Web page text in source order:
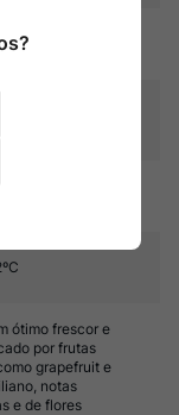
com reflexos
afinamento em
ótimo frescor e
por frutas
grapefruit e
notas
e de flores